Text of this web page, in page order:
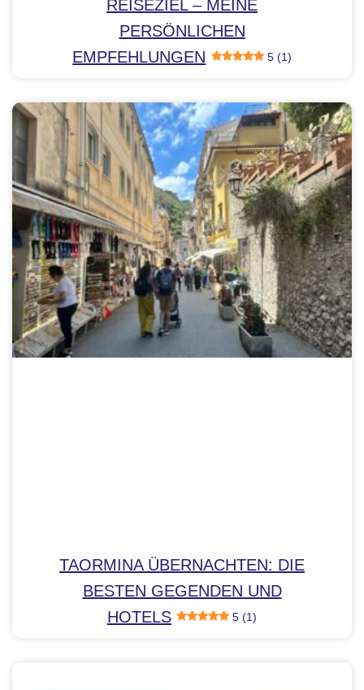
REISEZIEL – MEINE
PERSÖNLICHEN
EMPFEHLUNGEN
5 (1)
TAORMINA ÜBERNACHTEN: DIE
BESTEN GEGENDEN UND
HOTELS
5 (1)